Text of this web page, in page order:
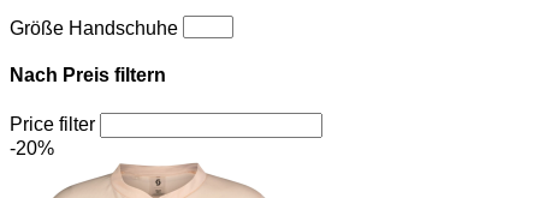
Größe Handschuhe
Nach Preis filtern
Price filter
-20%